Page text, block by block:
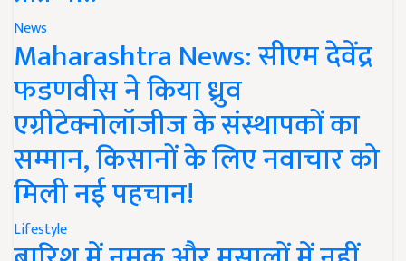
News
Maharashtra News: सीएम देवेंद्र
फडणवीस ने किया ध्रुव
एग्रीटेक्नोलॉजीज के संस्थापकों का
सम्मान, किसानों के लिए नवाचार को
मिली नई पहचान!
Lifestyle